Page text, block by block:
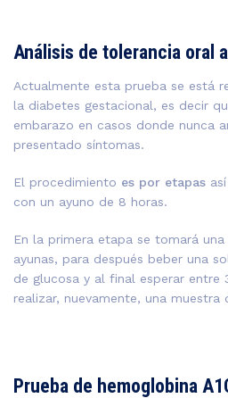
Análisis de tolerancia oral
Actualmente esta prueba se está
la diabetes gestacional, es decir
embarazo en casos donde nunca
presentado síntomas.
El procedimiento es por etapas
con un ayuno de 8 horas.
En la primera etapa se tomará
ayunas, para después beber una
de glucosa y al final esperar entre
realizar, nuevamente, una muestra
Prueba de hemoglobina